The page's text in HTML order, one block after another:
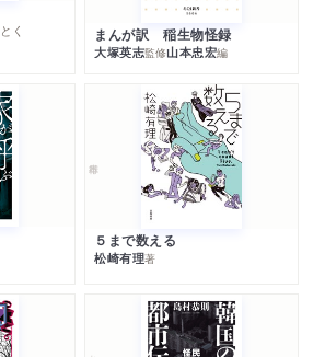
く まんが訳 稲生物怪録
大塚英志監修山本忠宏編
５まで数える
松崎有理著